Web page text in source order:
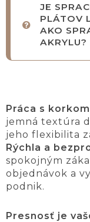
JE
PLÁTOV
AKO
AKRYLU?
Práca s
jemná textúra
jeho flexibilita
Rýchla a
spokojným
objednávok a
podnik.
Presnosť je